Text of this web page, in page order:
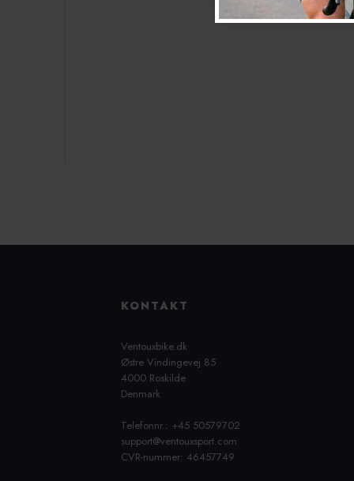
KONTAKT
Ventouxbike.dk
Østre Vindingevej 85
4000 Roskilde
Denmark
Telefonnr.: +45 50579702
support@ventouxsport.com
CVR-nummer: 46457749